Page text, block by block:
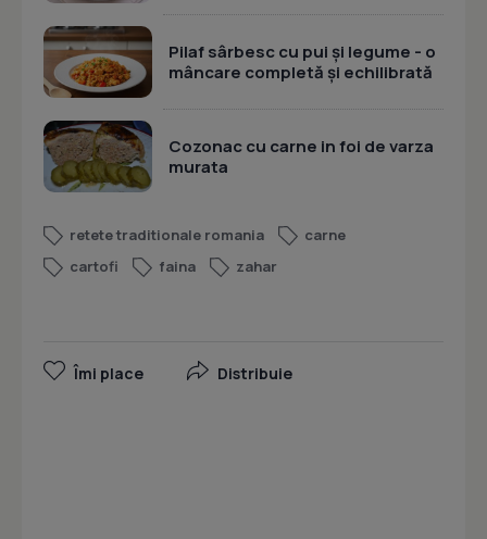
Pilaf sârbesc cu pui și legume - o
mâncare completă și echilibrată
Cozonac cu carne in foi de varza
murata
retete traditionale romania
carne
cartofi
faina zahar
Îmi place Distribuie